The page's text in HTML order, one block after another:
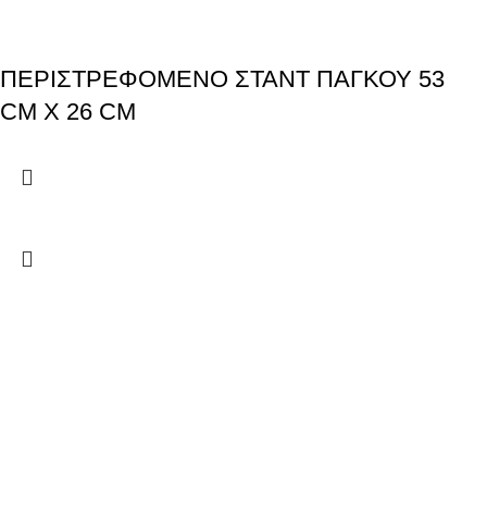
ΠΕΡΙΣΤΡΕΦΟΜΕΝΟ ΣΤΑΝΤ ΠΑΓΚΟΥ 53
CM X 26 CM